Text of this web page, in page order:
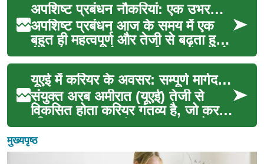
अपशिष्ट प्रबंधन नौकरियां: एक उभरता हुआ और महत्वपूर्ण क्षेत्र
अपशिष्ट प्रबंधन आज के समय में एक
बहुत ही महत्वपूर्ण और तेजी से बढ़ता हुआ
क्षेत्र है। यह न केवल पर्यावरण संरक्षण के
लि...
यूएई में करियर के अवसर: सम्पूर्ण मार्गदर्शिका
संयुक्त अरब अमीरात (यूएई) तेजी से
विकसित होता करियर गंतव्य है, जो कर-
रहित आय, उन्नत इंफ्रास्ट्रक्चर और
बहुसांस्कृतिक ...
मुख्यपृष्ठ